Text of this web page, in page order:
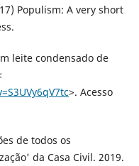
Populism: A very short
leite condensado de
>. Acesso
de todos os
da Casa Civil. 2019.